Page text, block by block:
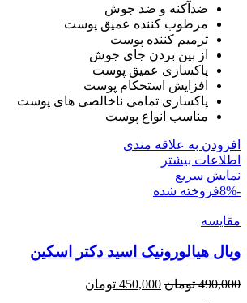
ضدآکنه و ضد جوش
مرطوب کننده عمیق پوست
ترمیم کننده پوست
از بین بردن جای جوش
پاکسازی عمیق پوست
افزایش استحکام پوست
پاکسازی تمامی ناخالصی های پوست
مناسب انواع پوست
افزودن به علاقه مندی
اطلاعات بیشتر
نمایش سریع
-8%
فروخته شده
مقايسه
ویال هیالورونیک اسید دکتر اسکین
490,000 تومان Original
450,000 تومان